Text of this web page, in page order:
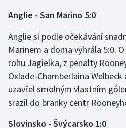
Anglie - San Marino 5:0
Anglie si podle očekávání
Marinem a doma vyhrála 5:0.
rohu Jagielka, z penalty
Oxlade-Chamberlaina
uzavřel smolným vlastním
srazil do branky centr
Slovinsko - Švýcarsko 1:0